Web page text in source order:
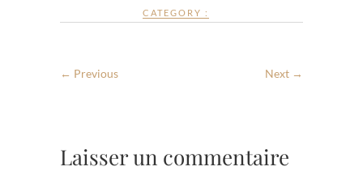
CATEGORY :
← Previous Next →
Laisser un commentaire